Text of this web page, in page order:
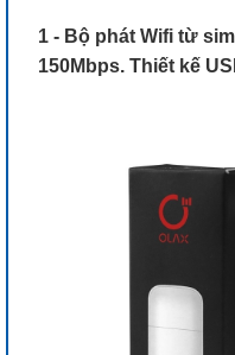
1 - Bộ phát Wifi từ
150Mbps. Thiết kế